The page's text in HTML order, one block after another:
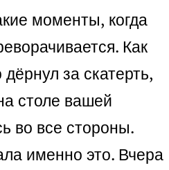
моменты, когда
Как
за скатерть,
столе вашей
во все стороны.
именно это. Вчера